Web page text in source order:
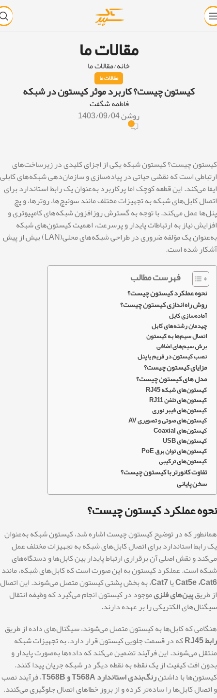
مقالات ما
خانه مقالات ما
مقالات ما
کیستون چیست؟ کاربرد موثر کیستون در شبکه
فاطمه شگفت
روشن 1403/09/04
۰
کیستون چیست؟ کیستون شبکه یکی از اجزای کلیدی در زیرساخت‌های
ارتباطی است که نقشی حیاتی در پیاده‌سازی و سازمان‌دهی شبکه‌های کابلی
ایفا می‌کند. این قطعه کوچک اما پرکاربرد به‌عنوان یک رابط استاندارد برای
اتصال کابل‌های شبکه به تجهیزات مختلف مانند سوئیچ‌ها، روترها، و پچ
پنل‌ها عمل می‌کند. با توجه به گسترش روزافزون شبکه‌های کامپیوتری و
افزایش نیاز به ارتباطات پایدار و پرسرعت، اهمیت کیستون‌های شبکه
به‌عنوان یک مؤلفه ضروری در طراحی شبکه‌های محلی(LAN) بیش از پیش
آشکار شده است.
فهرست مطالب
نحوه عملکرد کیستون چیست؟
روش راه اندازی کیستون چیست؟
آماده‌سازی کابل
چیدمان رشته‌های کابل
اتصال سیم‌ها به کیستون
برش سیم‌های اضافی
نصب کیستون در فریم یا پنل
مزایای کیستون چیست؟
مدل های کیستون چیست؟
کیستون‌های شبکه RJ45
کیستون‌های تلفن RJ11
کیستون‌های فیبر نوری
کیستون‌های صوتی و تصویری AV
کیستون‌های Coaxial
کیستون‌های USB
کیستون‌های توان برق PoE
کیستون‌های ترکیبی
تفاوت کانورتر با کیستون چیست؟
سخن پایانی
نحوه عملکرد کیستون چیست؟
همانطور که در توضیح کیستون چیست اشاره شد، کیستون شبکه به‌عنوان
یک رابط استاندارد برای اتصال کابل‌های شبکه به تجهیزات مختلف عمل
می‌کند و نقش اصلی آن برقراری ارتباط پایدار بین کابل‌ها و دستگاه‌های
شبکه است. عملکرد کیستون به این صورت است که کابل‌های شبکه، مانند
Cat5e ،Cat6یاCat7، به بخش پشتی کیستون متصل می‌شوند. این اتصال
از طریقپین‌های فلزیموجود در کیستون انجام می‌گیرد که وظیفه انتقال
سیگنال‌های الکتریکی را بر عهده دارند.
هنگامی که کابل‌ها به کیستون متصل می‌شوند، سیگنال‌های داده از طریق
رابط RJ45 که در قسمت جلویی کیستون قرار دارد، به تجهیزات شبکه
منتقل می‌شوند. این فرآیند تضمین می‌کند که داده‌ها به‌صورت پایدار و
بدون افت کیفیت از یک نقطه به نقطه دیگر در شبکه جریان پیدا کنند.
کیستون‌ها با داشتنرنگ‌بندی استاندارد T568A و T568B ، فرآیند نصب
و اتصال کابل‌ها را ساده‌تر کرده و از بروز خطاهای اتصال جلوگیری می‌کنند.